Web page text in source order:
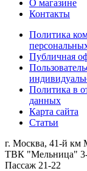
О магазине
Контакты
Политика
Публичная
Политика в
данных
Карта сайта
Статьи
г. Москва, 41-й
ТВК "Мельница"
Пассаж 21-22